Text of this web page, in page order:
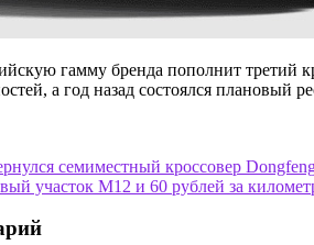
гамму бренда пополнит третий
а год назад состоялся
семиместный кроссовер
участок М12 и 60 рублей за